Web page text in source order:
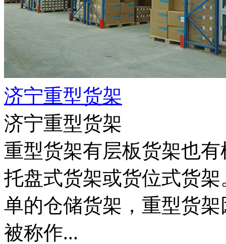
济宁重型货架
济宁重型货架
重型货架有层板货架也
托盘式货架或货位式货
单的仓储货架，重型货
被称作...